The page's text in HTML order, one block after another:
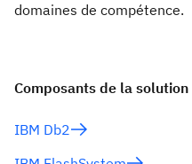
domaines de compétence.
Composants de la solution
IBM Db2